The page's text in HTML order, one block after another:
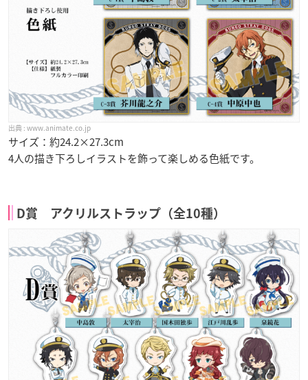
www.animate.co.jp
サイズ：約24.2×27.3cm
4人の描き下ろしイラストを飾って楽しめる色紙です。
D賞 アクリルストラップ（全10種）